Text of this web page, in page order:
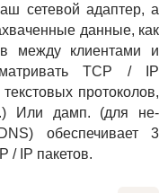
сетевой адаптер, а
данные, как
между клиентами и
TCP / IP
протоколов,
Или дамп. (для не-
обеспечивает 3
/ IP пакетов.